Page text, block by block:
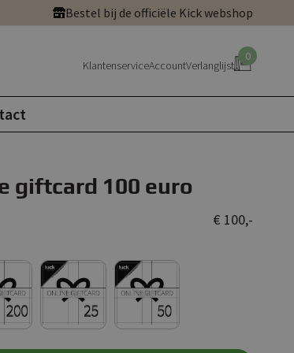
Bestel bij de officiële Kick webshop
KlantenserviceAccountVerlanglijst
0
giftcard 100 euro
€ 100,-